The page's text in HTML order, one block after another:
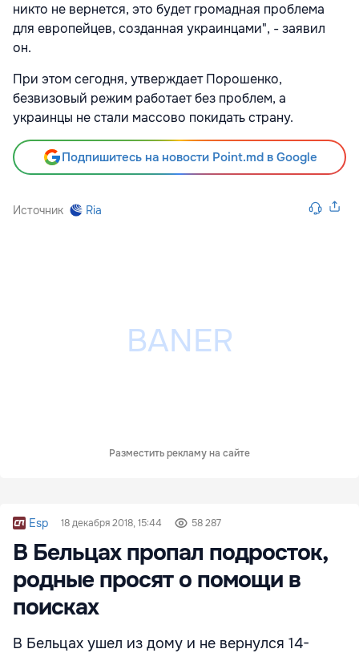
никто не вернется, это будет громадная проблема
для европейцев, созданная украинцами", - заявил
он.
При этом сегодня, утверждает Порошенко,
безвизовый режим работает без проблем, а
украинцы не стали массово покидать страну.
Подпишитесь на новости Point.md в Google
Источник Ria
Разместить рекламу на сайте
Esp 18 декабря 2018, 15:44 58 287
В Бельцах пропал подросток,
родные просят о помощи в
поисках
В Бельцах ушел из дому и не вернулся 14-